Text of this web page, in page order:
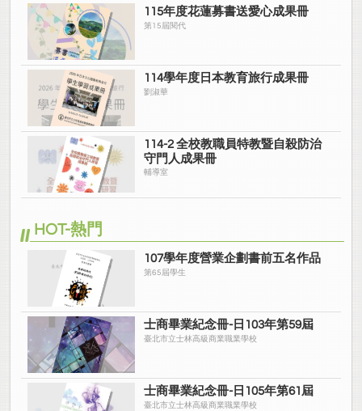
115年度花蓮募書送愛心成果冊
第15屆閱代
114學年度日本教育旅行成果冊
劉淑華
114-2 全校教職員特教暨自殺防治
守門人成果冊
輔導室
HOT-熱門
107學年度營業企劃書前五名作品
第65屆學生
士商畢業紀念冊-日103年第59屆
臺北市立士林高級商業職業學校
士商畢業紀念冊-日105年第61屆
臺北市立士林高級商業職業學校